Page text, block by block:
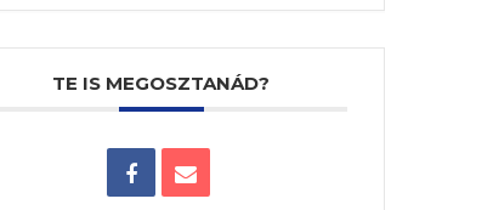
TE IS MEGOSZTANÁD?